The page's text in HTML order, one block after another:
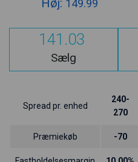
Høj: 149.99
141.03
Sælg
Spread pr. enhed
240-
270
Præmiekøb -70